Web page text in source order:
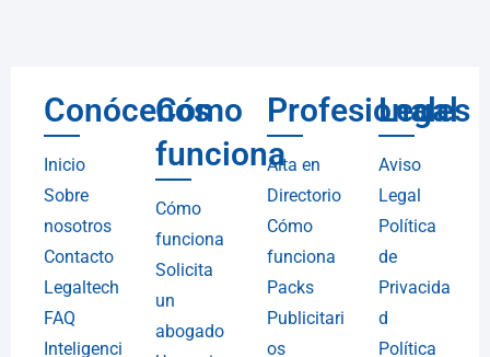
Conócenos
Inicio
Sobre
nosotros
Contacto
Legaltech
FAQ
Inteligenci
Cómo
funciona
Cómo
funciona
Solicita
un
abogado
Profesionales
Alta en
Directorio
Cómo
funciona
Packs
Publicitari
os
Legal
Aviso
Legal
Política
de
Privacida
d
Política